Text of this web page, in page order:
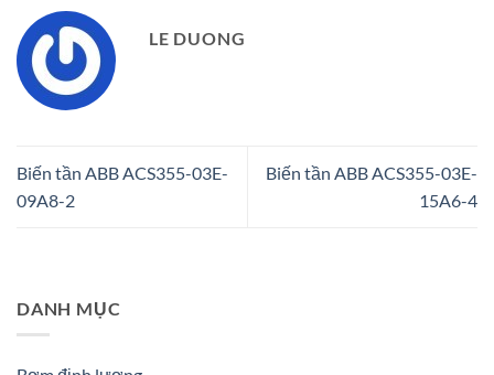
LE DUONG
Biến tần ABB ACS355-03E-
09A8-2
Biến tần ABB ACS355-03E-
15A6-4
DANH MỤC